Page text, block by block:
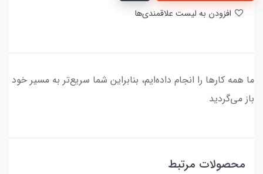
ما همه کارها را انجام داده‌ایم، بنابراین شما سریع‌تر به مسیر خود
باز می‌گردید
محصولات مرتبط